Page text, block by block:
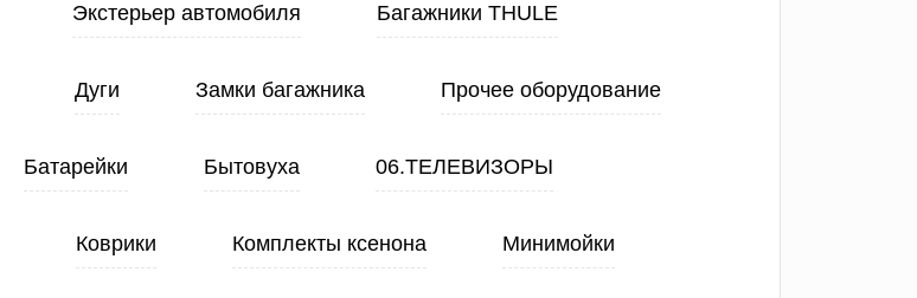
Экстерьер автомобиля Багажники THULE
Дуги Замки багажника Прочее оборудование
Батарейки Бытовуха 06.ТЕЛЕВИЗОРЫ
Коврики Комплекты ксенона Минимойки